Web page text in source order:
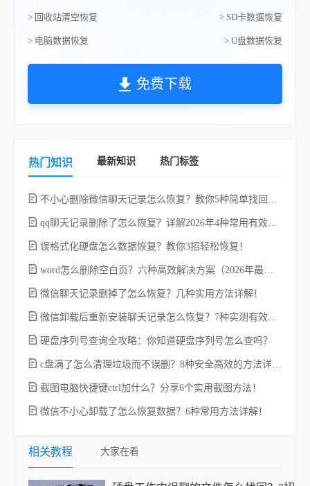
> 回收站清空恢复 > SD卡数据恢复
> 电脑数据恢复 > U盘数据恢复
免费下载
热门知识 最新知识 热门标签
不小心删除微信聊天记录怎么恢复？教你5种简单找回的方法！
qq聊天记录删除了怎么恢复？详解2026年4种常用有效的方法（支持.db数据库提取）
误格式化硬盘怎么数据恢复？教你3招轻松恢复！
word怎么删除空白页？六种高效解决方案（2026年最新实操指南）！
微信聊天记录删掉了怎么恢复？几种实用方法详解！
微信卸载后重新安装聊天记录怎么恢复？7种实测有效的恢复方案详解！
硬盘序列号查询全攻略：你知道硬盘序列号怎么查吗？
c盘满了怎么清理垃圾而不误删？8种安全高效的方法详解+误删恢复指南！
截图电脑快捷键ctrl加什么？分享6个实用截图方法！
微信不小心卸载了怎么恢复数据？6种常用方法详解！
相关教程 大家在看